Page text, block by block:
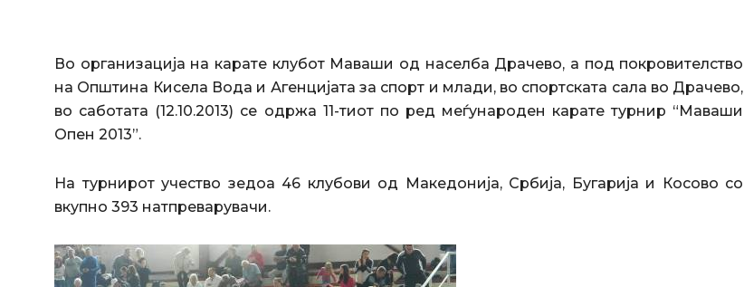
Во организација на карате клубот Маваши од населба Драчево, а под покровителство
на Општина Кисела Вода и Агенцијата за спорт и млади, во спортската сала во Драчево,
во саботата (12.10.2013) се одржа 11-тиот по ред меѓународен карате турнир “Маваши
Опен 2013”.
На турнирот учество зедоа 46 клубови од Македонија, Србија, Бугарија и Косово со
вкупно 393 натпреварувачи.